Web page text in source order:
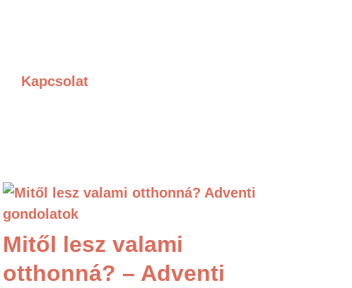
Kapcsolat
Mitől lesz valami
otthonná? – Adventi